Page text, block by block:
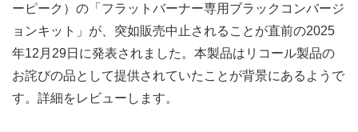
ーピーク）の「フラットバーナー専用ブラックコンバージ
ョンキット」が、突如販売中止されることが直前の2025
年12月29日に発表されました。本製品はリコール製品の
お詫びの品として提供されていたことが背景にあるようで
す。詳細をレビューします。